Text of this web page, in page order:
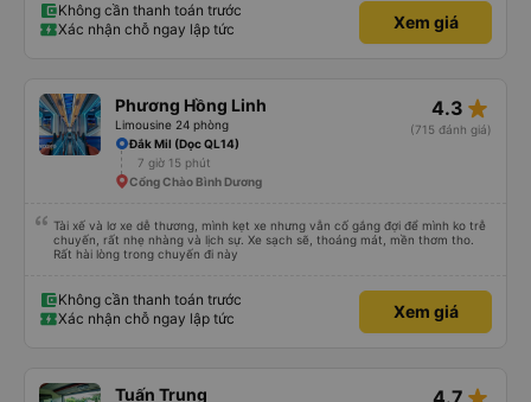
Không cần thanh toán trước
Xác nhận chỗ ngay lập tức
Xem giá
Phương Hồng Linh
Limousine 24 phòng
4.3 star_rate
(715 đánh giá)
Đắk Mil (Dọc QL14)
7 giờ 15 phút
Cổng Chào Bình Dương
Tài xế và lơ xe dễ thương, mình kẹt xe nhưng vẫn cố gắng đợi để mình ko trễ
chuyến, rất nhẹ nhàng và lịch sự. Xe sạch sẽ, thoáng mát, mền thơm tho.
Rất hài lòng trong chuyến đi này
Không cần thanh toán trước
Xác nhận chỗ ngay lập tức
Xem giá
Tuấn Trung 4.7